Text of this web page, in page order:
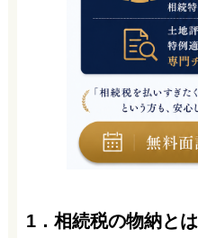
1．相続税の物納と